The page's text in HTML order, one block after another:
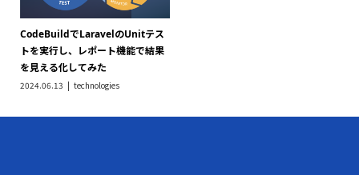
CodeBuildでLaravelのUnitテス
トを実行し、レポート機能で結果
を見える化してみた
2024.06.13 technologies